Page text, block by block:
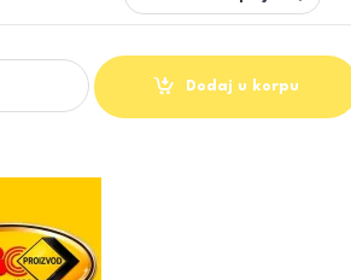
15KW STANDARD – ABC UŽICE quantity
Dodaj u korpu